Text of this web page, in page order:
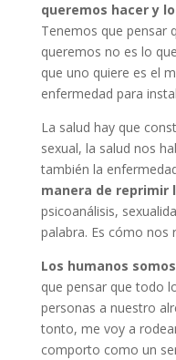
queremos hacer y
Tenemos que pensar
queremos no es lo
que uno quiere es el
enfermedad para
La salud hay que
sexual, la salud nos
también la
manera de reprimir
psicoanálisis,
palabra. Es cómo nos
Los humanos
que pensar que todo
personas a nuestro
tonto, me voy a
comporto como un